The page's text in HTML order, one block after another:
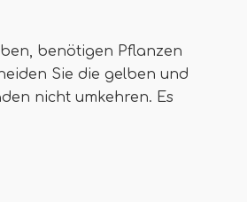
benötigen Pflanzen
Sie die gelben und
nicht umkehren. Es